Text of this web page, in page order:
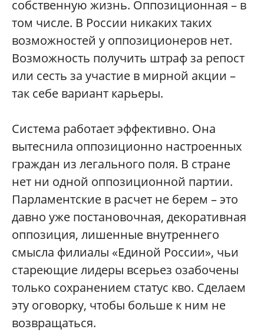
собственную жизнь. Оппозиционная – в
том числе. В России никаких таких
возможностей у оппозиционеров нет.
Возможность получить штраф за репост
или сесть за участие в мирной акции –
так себе вариант карьеры.
Система работает эффективно. Она
вытеснила оппозиционно настроенных
граждан из легального поля. В стране
нет ни одной оппозиционной партии.
Парламентские в расчет не берем – это
давно уже постановочная, декоративная
оппозиция, лишенные внутреннего
смысла филиалы «Единой России», чьи
стареющие лидеры всерьез озабочены
только сохранением статус кво. Сделаем
эту оговорку, чтобы больше к ним не
возвращаться.